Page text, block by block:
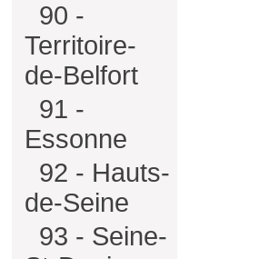
90 -
Territoire-
de-Belfort
91 -
Essonne
92 - Hauts-
de-Seine
93 - Seine-